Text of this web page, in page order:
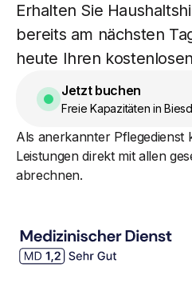
Erhalten Sie
bereits am nächsten
heute Ihren
Jetzt buchen
Freie Kapazitäten in
Als anerkannter Pflegedienst
Leistungen direkt mit allen
abrechnen.